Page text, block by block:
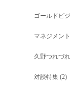
ゴールドビ
マネジメント
久野つれづ
対談特集(2)